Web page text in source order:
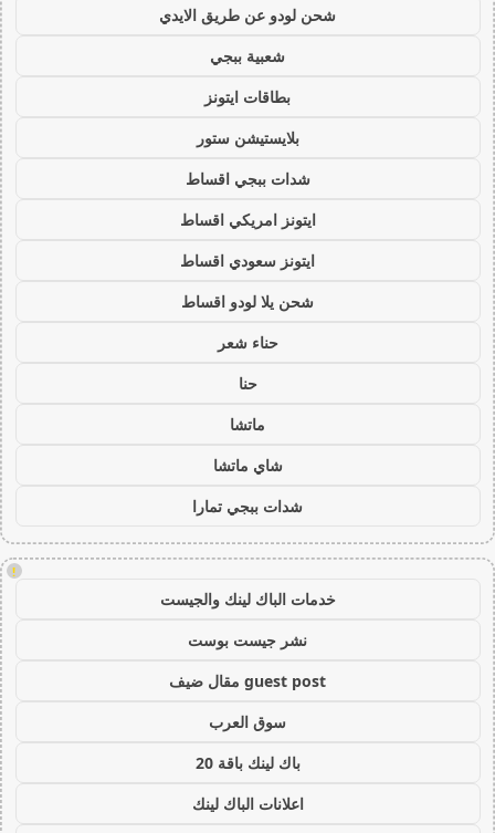
شحن لودو عن طريق الايدي
شعبية ببجي
بطاقات ايتونز
بلايستيشن ستور
شدات ببجي اقساط
ايتونز امريكي اقساط
ايتونز سعودي اقساط
شحن يلا لودو اقساط
حناء شعر
حنا
ماتشا
شاي ماتشا
شدات ببجي تمارا
!
خدمات الباك لينك والجيست
نشر جيست بوست
guest post مقال ضيف
سوق العرب
باك لينك باقة 20
اعلانات الباك لينك